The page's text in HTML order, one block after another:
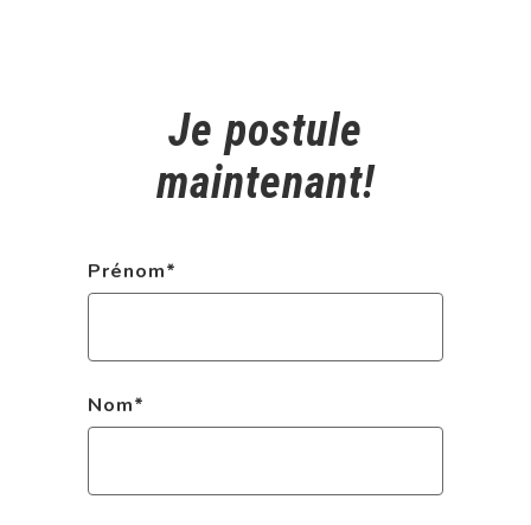
Je postule
maintenant!
Prénom*
Nom*